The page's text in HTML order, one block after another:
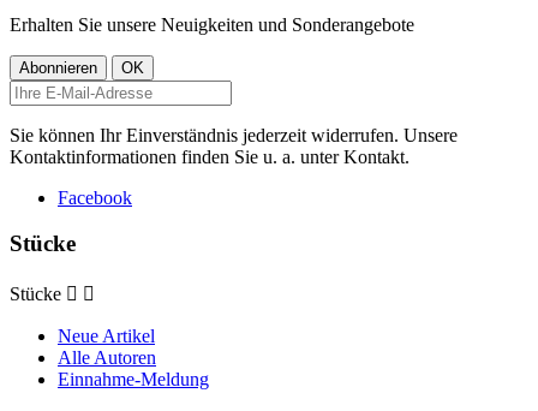
Erhalten Sie unsere Neuigkeiten und Sonderangebote
Sie können Ihr Einverständnis jederzeit widerrufen. Unsere
Kontaktinformationen finden Sie u. a. unter Kontakt.
Facebook
Stücke
Stücke  
Neue Artikel
Alle Autoren
Einnahme-Meldung